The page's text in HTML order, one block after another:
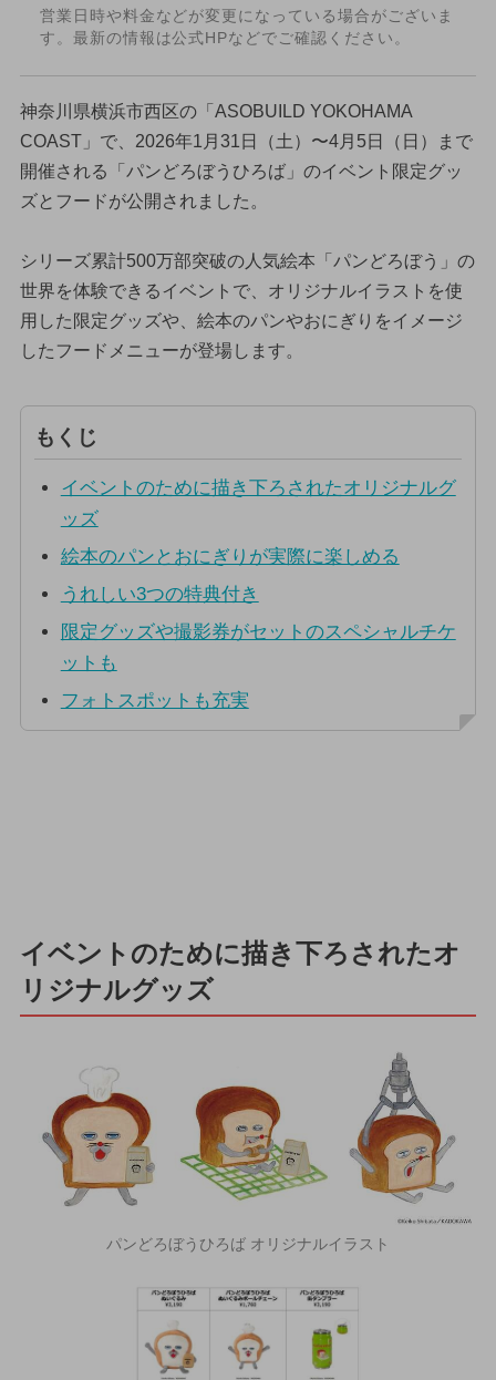
営業日時や料金などが変更になっている場合がございま
す。最新の情報は公式HPなどでご確認ください。
神奈川県横浜市西区の「ASOBUILD YOKOHAMA
COAST」で、2026年1月31日（土）〜4月5日（日）まで
開催される「パンどろぼうひろば」のイベント限定グッ
ズとフードが公開されました。
シリーズ累計500万部突破の人気絵本「パンどろぼう」の
世界を体験できるイベントで、オリジナルイラストを使
用した限定グッズや、絵本のパンやおにぎりをイメージ
したフードメニューが登場します。
もくじ
イベントのために描き下ろされたオリジナルグ
ッズ
絵本のパンとおにぎりが実際に楽しめる
うれしい3つの特典付き
限定グッズや撮影券がセットのスペシャルチケ
ットも
フォトスポットも充実
イベントのために描き下ろされたオ
リジナルグッズ
パンどろぼうひろば オリジナルイラスト